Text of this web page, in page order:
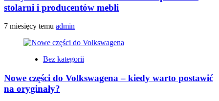
stolarni i producentów mebli
7 miesięcy temu admin
Bez kategorii
Nowe części do Volkswagena – kiedy warto postawić
na oryginały?